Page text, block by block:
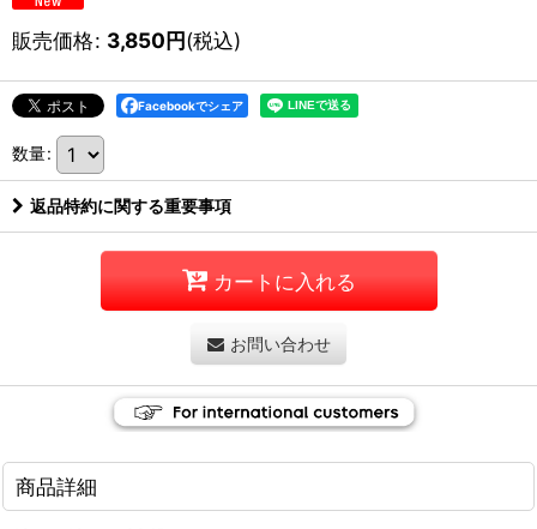
販売価格: 3,850円(税込)
Facebookでシェア
数量:
返品特約に関する重要事項
カートに入れる
お問い合わせ
商品詳細